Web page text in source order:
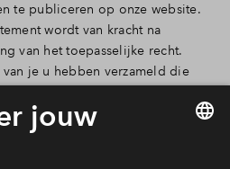
te publiceren op onze website.
wordt van kracht na
van het toepasselijke recht.
je u hebben verzameld die
zullen wij je ook op de
belangrijke wijzigingen in